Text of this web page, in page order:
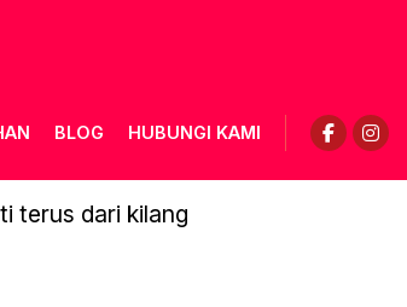
BLOG HUBUNGI KAMI
terus dari kilang